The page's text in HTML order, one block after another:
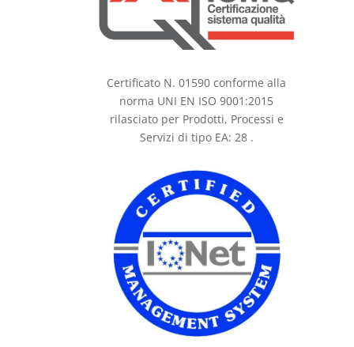
Certificato N. 01590 conforme alla
norma UNI EN ISO 9001:2015
rilasciato per Prodotti, Processi e
Servizi di tipo EA: 28 .